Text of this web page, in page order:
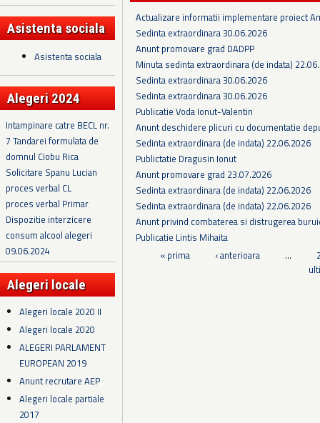
Asistenta sociala
Asistenta sociala
Alegeri 2024
Intampinare catre BECL nr.
7 Tandarei formulata de
domnul Ciobu Rica
Solicitare Spanu Lucian
proces verbal CL
proces verbal Primar
Dispozitie interzicere
consum alcool alegeri
09.06.2024
Alegeri locale
Alegeri locale 2020 II
Alegeri locale 2020
ALEGERI PARLAMENT
EUROPEAN 2019
Anunt recrutare AEP
Alegeri locale partiale
2017
Actualizare informatii implementare proiect
Sedinta extraordinara 30.06.2026
Anunt promovare grad DADPP
Minuta sedinta extraordinara (de indata)
Sedinta extraordinara 30.06.2026
Sedinta extraordinara 30.06.2026
Publicatie Voda Ionut-Valentin
Anunt deschidere plicuri cu documentatie
Sedinta extraordinara (de indata) 22.06.2026
Publictatie Dragusin Ionut
Anunt promovare grad 23.07.2026
Sedinta extraordinara (de indata) 22.06.2026
Sedinta extraordinara (de indata) 22.06.2026
Anunt privind combaterea si distrugerea
Publicatie Lintis Mihaita
Pagini
« prima ‹ anterioara …